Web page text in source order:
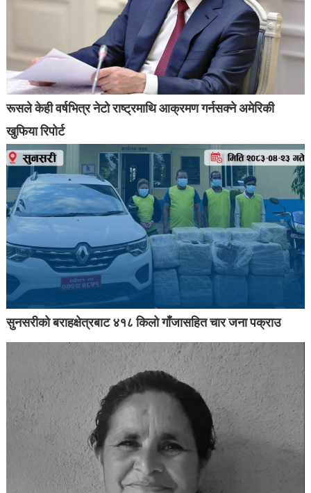
रूसले केही वर्षभित्र नेटो राष्ट्रमाथि आक्रमण गर्नसक्ने अमेरिकी
खुफिया रिपोर्ट
सुनसरीको बराहक्षेत्रबाट ४१८ किलो गाँजासहित चार जना पक्राउ